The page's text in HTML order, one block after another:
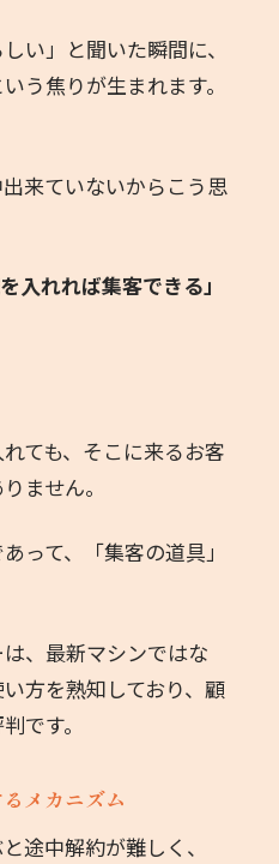
い」と聞いた瞬間に、
う焦りが生まれます。
来ていないからこう思
を入れれば集客できる」
ても、そこに来るお客
ません。
って、「集客の道具」
、最新マシンではな
方を熟知しており、顧
です。
メカニズム
途中解約が難しく、